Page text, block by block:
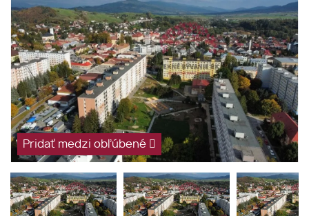
Pridať medzi obľúbené